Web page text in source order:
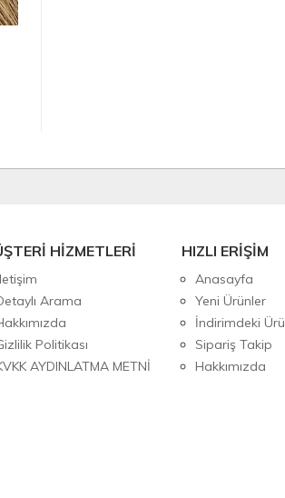
HİZMETLERİ
Arama
Politikası
AYDINLATMA METNİ
HIZLI ERİŞİM
Anasayfa
Yeni Ürünler
İndirimdeki
Sipariş Takip
Hakkımızda